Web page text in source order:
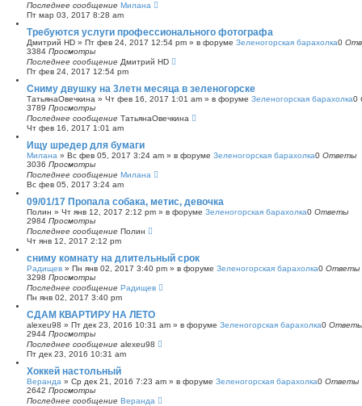
Последнее сообщение Милана
Пт мар 03, 2017 8:28 am
Требуются услуги профессионального фотографа
Дмитрий HD » Пт фев 24, 2017 12:54 pm » в форуме Зеленогорская барахолка0
3384 Просмотры
Последнее сообщение Дмитрий HD
Пт фев 24, 2017 12:54 pm
Сниму двушку на 3летн месяца в зеленогорске
ТатьянаОвечкина » Чт фев 16, 2017 1:01 am » в форуме Зеленогорская барахолка0
3789 Просмотры
Последнее сообщение ТатьянаОвечкина
Чт фев 16, 2017 1:01 am
Ищу шредер для бумаги
Милана » Вс фев 05, 2017 3:24 am » в форуме Зеленогорская барахолка0 Ответы
3036 Просмотры
Последнее сообщение Милана
Вс фев 05, 2017 3:24 am
09/01/17 Пропала собака, метис, девочка
Полин » Чт янв 12, 2017 2:12 pm » в форуме Зеленогорская барахолка0 Ответы
2984 Просмотры
Последнее сообщение Полин
Чт янв 12, 2017 2:12 pm
сниму комнату на длительный срок
Радищев » Пн янв 02, 2017 3:40 pm » в форуме Зеленогорская барахолка0 Ответы
3298 Просмотры
Последнее сообщение Радищев
Пн янв 02, 2017 3:40 pm
СДАМ КВАРТИРУ НА ЛЕТО
alexeu98 » Пт дек 23, 2016 10:31 am » в форуме Зеленогорская барахолка0 Ответы
2944 Просмотры
Последнее сообщение alexeu98
Пт дек 23, 2016 10:31 am
Хоккей настольный
Веранда » Ср дек 21, 2016 7:23 am » в форуме Зеленогорская барахолка0 Ответы
2642 Просмотры
Последнее сообщение Веранда